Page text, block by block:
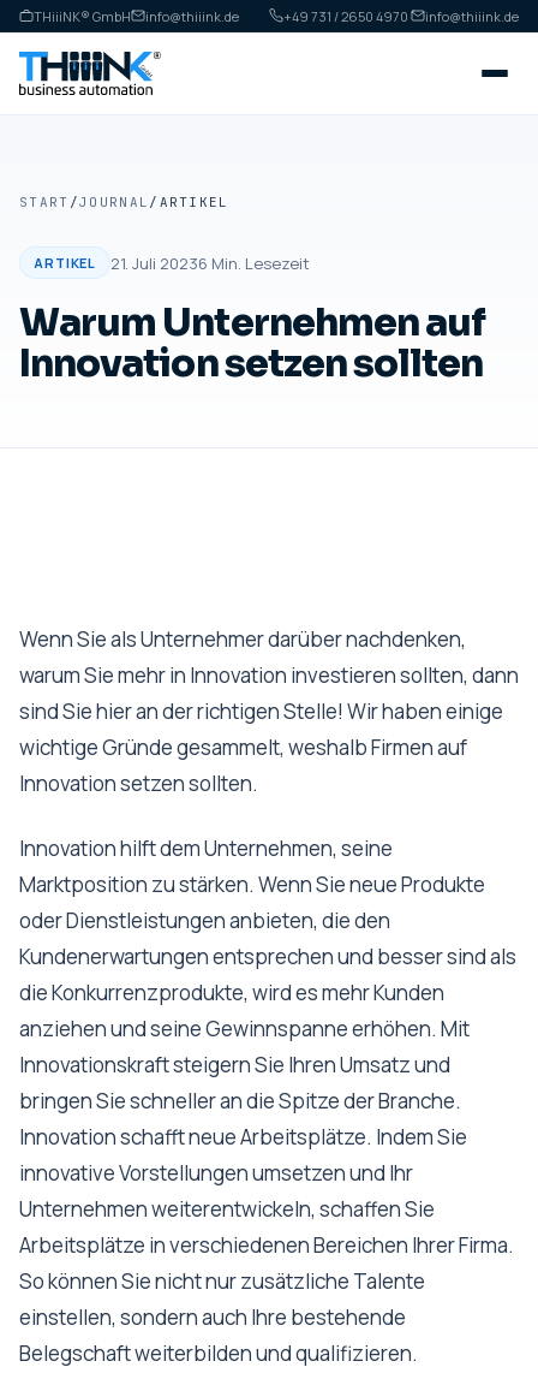
THiiiNK® GmbH info@thiiink.de +49 731 / 2650 4970· info@thiiink.de
START /JOURNAL / ARTIKEL
ARTIKEL 21. Juli 20236 Min. Lesezeit
Warum Unternehmen auf
Innovation setzen sollten
Wenn Sie als Unternehmer darüber nachdenken,
warum Sie mehr in Innovation investieren sollten, dann
sind Sie hier an der richtigen Stelle! Wir haben einige
wichtige Gründe gesammelt, weshalb Firmen auf
Innovation setzen sollten.
Innovation hilft dem Unternehmen, seine
Marktposition zu stärken. Wenn Sie neue Produkte
oder Dienstleistungen anbieten, die den
Kundenerwartungen entsprechen und besser sind als
die Konkurrenzprodukte, wird es mehr Kunden
anziehen und seine Gewinnspanne erhöhen. Mit
Innovationskraft steigern Sie Ihren Umsatz und
bringen Sie schneller an die Spitze der Branche.
Innovation schafft neue Arbeitsplätze. Indem Sie
innovative Vorstellungen umsetzen und Ihr
Unternehmen weiterentwickeln, schaffen Sie
Arbeitsplätze in verschiedenen Bereichen Ihrer Firma.
So können Sie nicht nur zusätzliche Talente
einstellen, sondern auch Ihre bestehende
Belegschaft weiterbilden und qualifizieren.